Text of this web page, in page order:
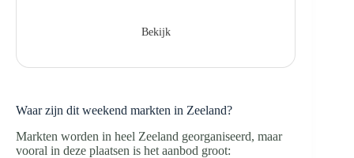
Bekijk
Waar zijn dit weekend markten in Zeeland?
Markten worden in heel Zeeland georganiseerd, maar
vooral in deze plaatsen is het aanbod groot: